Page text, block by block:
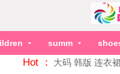
summ
Hot ： 大码 韩版 连衣